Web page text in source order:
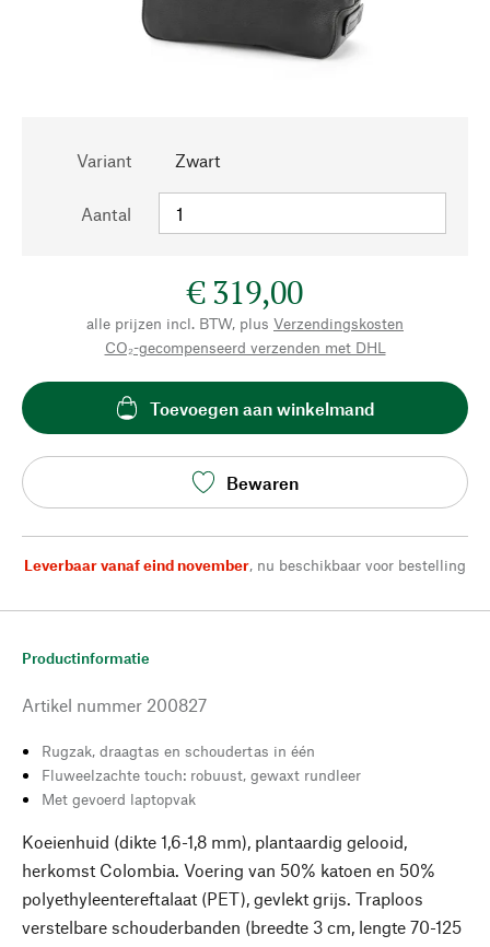
Variant Zwart
Aantal
€ 319,00
alle prijzen incl. BTW, plus Verzendingskosten
CO₂-gecompenseerd verzenden met DHL
Toevoegen aan winkelmand
Bewaren
Leverbaar vanaf eind november, nu beschikbaar voor bestelling
Productinformatie
Artikel nummer 200827
Rugzak, draagtas en schoudertas in één
Fluweelzachte touch: robuust, gewaxt rundleer
Met gevoerd laptopvak
Koeienhuid (dikte 1,6-1,8 mm), plantaardig gelooid,
herkomst Colombia. Voering van 50% katoen en 50%
polyethyleentereftalaat (PET), gevlekt grijs. Traploos
verstelbare schouderbanden (breedte 3 cm, lengte 70-125